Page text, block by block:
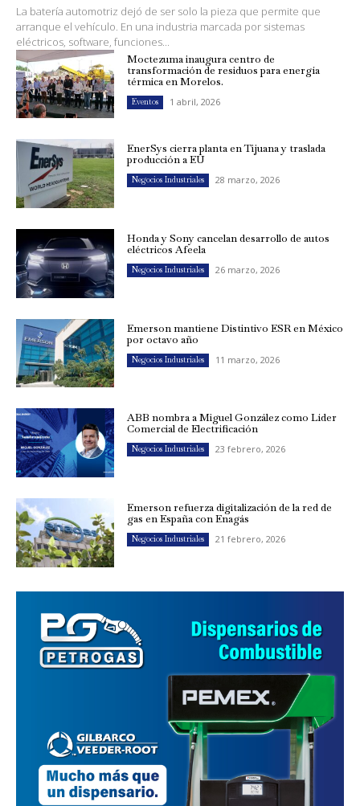
La batería automotriz dejó de ser solo la pieza que permite que
arranque el vehículo. En una industria marcada por sistemas
eléctricos, software, funciones...
Moctezuma inaugura centro de
transformación de residuos para energía
térmica en Morelos.
Eventos 1 abril, 2026
EnerSys cierra planta en Tijuana y traslada
producción a EU
Negocios Industriales 28 marzo, 2026
Honda y Sony cancelan desarrollo de autos
eléctricos Afeela
Negocios Industriales 26 marzo, 2026
Emerson mantiene Distintivo ESR en México
por octavo año
Negocios Industriales 11 marzo, 2026
ABB nombra a Miguel González como Líder
Comercial de Electrificación
Negocios Industriales 23 febrero, 2026
Emerson refuerza digitalización de la red de
gas en España con Enagás
Negocios Industriales 21 febrero, 2026